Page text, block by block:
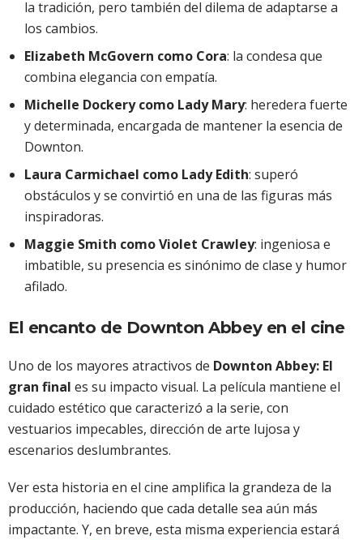
la tradición, pero también del dilema de adaptarse a
los cambios.
Elizabeth McGovern como Cora: la condesa que
combina elegancia con empatía.
Michelle Dockery como Lady Mary: heredera fuerte
y determinada, encargada de mantener la esencia de
Downton.
Laura Carmichael como Lady Edith: superó
obstáculos y se convirtió en una de las figuras más
inspiradoras.
Maggie Smith como Violet Crawley: ingeniosa e
imbatible, su presencia es sinónimo de clase y humor
afilado.
El encanto de Downton Abbey en el cine
Uno de los mayores atractivos de Downton Abbey: El
gran final es su impacto visual. La película mantiene el
cuidado estético que caracterizó a la serie, con
vestuarios impecables, dirección de arte lujosa y
escenarios deslumbrantes.
Ver esta historia en el cine amplifica la grandeza de la
producción, haciendo que cada detalle sea aún más
impactante. Y, en breve, esta misma experiencia estará